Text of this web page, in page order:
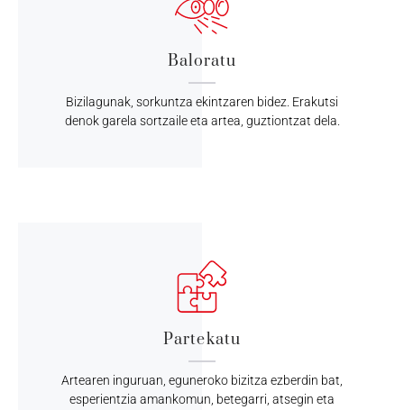
Baloratu
Bizilagunak, sorkuntza ekintzaren bidez. Erakutsi
denok garela sortzaile eta artea, guztiontzat dela.
Partekatu
Artearen inguruan, eguneroko bizitza ezberdin bat,
esperientzia amankomun, betegarri, atsegin eta